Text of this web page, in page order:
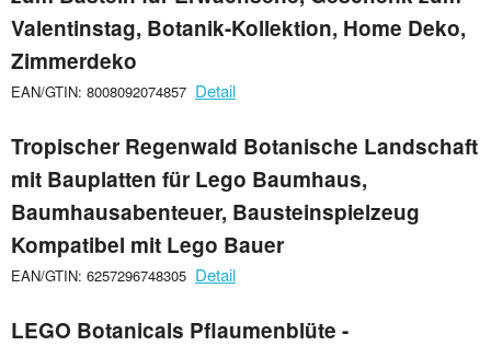
Valentinstag, Botanik-Kollektion, Home Deko,
Zimmerdeko
EAN/GTIN: 8008092074857 Detail
Tropischer Regenwald Botanische Landschaft
mit Bauplatten für Lego Baumhaus,
Baumhausabenteuer, Bausteinspielzeug
Kompatibel mit Lego Bauer
EAN/GTIN: 6257296748305 Detail
LEGO Botanicals Pflaumenblüte -